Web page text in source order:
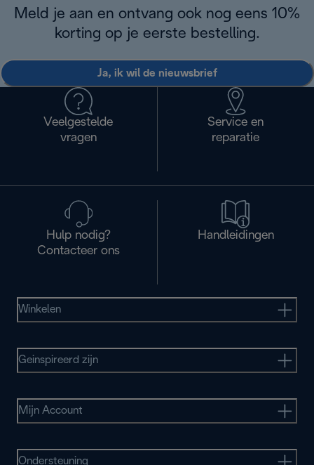
Meld je aan en ontvang ook nog eens 10%
korting op je eerste bestelling.
Ja, ik wil de nieuwsbrief
Veelgestelde
vragen
Service en
reparatie
Hulp nodig?
Contacteer ons
Handleidingen
Winkelen
Geinspireerd zijn
Mijn Account
Ondersteuning